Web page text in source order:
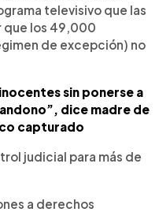
televisivo que las
que los 49,000
de excepción) no
sin ponerse a
dice madre de
capturado
judicial para más de
a derechos